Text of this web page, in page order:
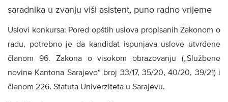
saradnika u zvanju viši asistent, puno radno vrijeme
Uslovi konkursa: Pored opštih uslova propisanih Zakonom o
radu, potrebno je da kandidat ispunjava uslove utvrđene
članom 96. Zakona o visokom obrazovanju („Službene
novine Kantona Sarajevo“ broj 33/17, 35/20, 40/20, 39/21) i
članom 226. Statuta Univerziteta u Sarajevu.